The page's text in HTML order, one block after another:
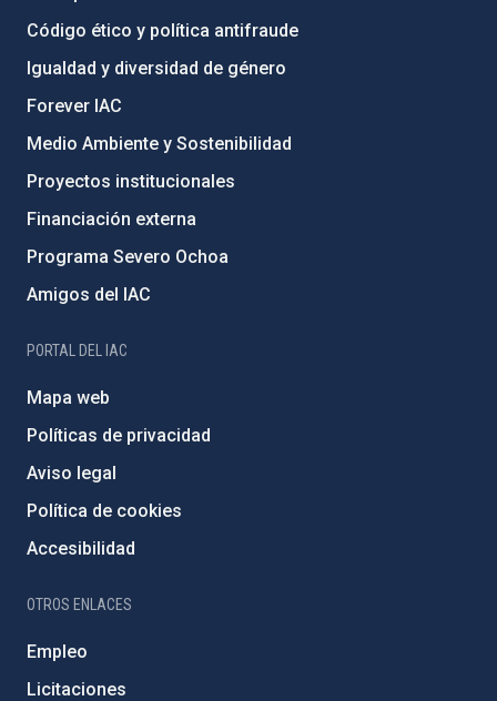
Código ético y política antifraude
Igualdad y diversidad de género
Forever IAC
Medio Ambiente y Sostenibilidad
Proyectos institucionales
Financiación externa
Programa Severo Ochoa
Amigos del IAC
PORTAL DEL IAC
Mapa web
Políticas de privacidad
Aviso legal
Política de cookies
Accesibilidad
OTROS ENLACES
Empleo
Licitaciones